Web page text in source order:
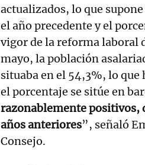
actualizados, lo que
el año precedente y el
vigor de la reforma laboral
mayo, la población
situaba en el 54,3%, lo que
el porcentaje se sitúe en
razonablemente positivos,
años anteriores”, señaló
Consejo.